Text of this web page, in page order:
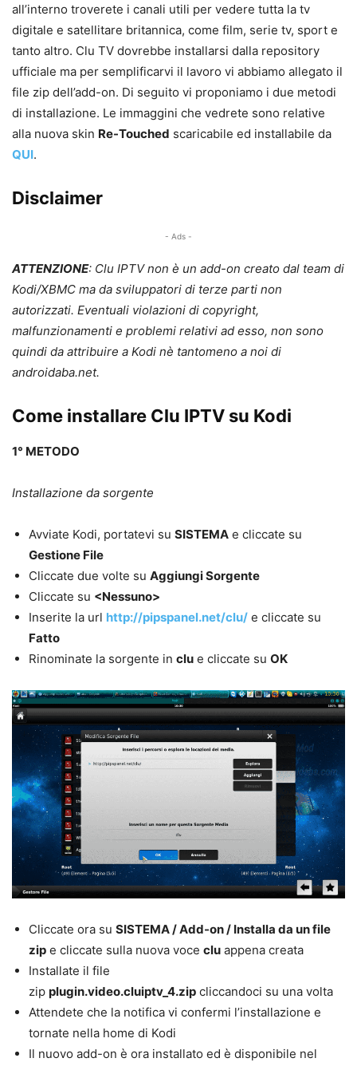
all’interno troverete i canali utili per vedere tutta la tv
digitale e satellitare britannica, come film, serie tv, sport e
tanto altro. Clu TV dovrebbe installarsi dalla repository
ufficiale ma per semplificarvi il lavoro vi abbiamo allegato il
file zip dell’add-on. Di seguito vi proponiamo i due metodi
di installazione. Le immaggini che vedrete sono relative
alla nuova skin Re-Touched scaricabile ed installabile da
QUI.
Disclaimer
- Ads -
ATTENZIONE: Clu IPTV non è un add-on creato dal team di
Kodi/XBMC ma da sviluppatori di terze parti non
autorizzati. Eventuali violazioni di copyright,
malfunzionamenti e problemi relativi ad esso, non sono
quindi da attribuire a Kodi nè tantomeno a noi di
androidaba.net.
Come installare Clu IPTV su Kodi
1° METODO
Installazione da sorgente
Avviate Kodi, portatevi su SISTEMA e cliccate su
Gestione File
Cliccate due volte su Aggiungi Sorgente
Cliccate su <Nessuno>
Inserite la url http://pipspanel.net/clu/ e cliccate su
Fatto
Rinominate la sorgente in clu e cliccate su OK
Cliccate ora su SISTEMA / Add-on / Installa da un file
zip e cliccate sulla nuova voce clu appena creata
Installate il file
zip plugin.video.cluiptv_4.zip cliccandoci su una volta
Attendete che la notifica vi confermi l’installazione e
tornate nella home di Kodi
Il nuovo add-on è ora installato ed è disponibile nel